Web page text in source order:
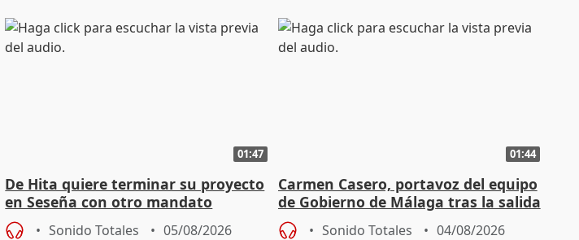
01:47
De Hita quiere terminar su proyecto
en Seseña con otro mandato
Sonido Totales 05/08/2026
01:44
Carmen Casero, portavoz del equipo
de Gobierno de Málaga tras la salida
de Pérez de Siles
Sonido Totales 04/08/2026